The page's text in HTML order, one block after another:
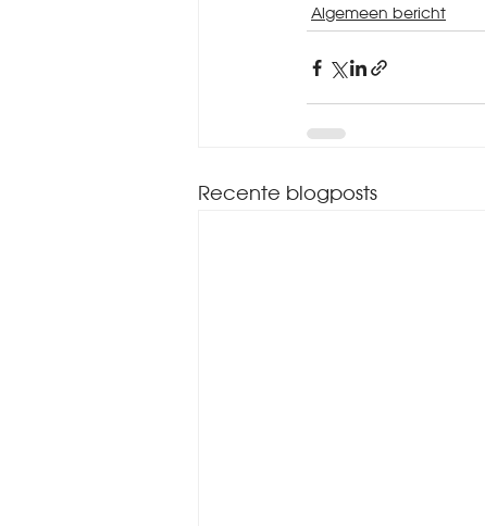
Algemeen bericht
Recente blogposts